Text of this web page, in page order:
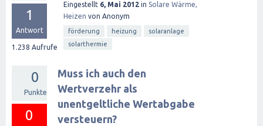
1
Antwort
1.238 Aufrufe
Eingestellt 6, Mai 2012 in Solare Wärme,
Heizen von Anonym
förderung heizung
solaranlage
solarthermie
0
Punkte
0
Muss ich auch den
Wertverzehr als
unentgeltliche Wertabgabe
versteuern?